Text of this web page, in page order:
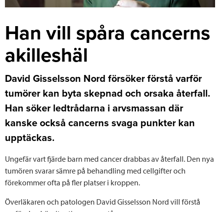
Han vill spåra cancerns
akilleshäl
David Gisselsson Nord försöker förstå varför
tumörer kan byta skepnad och orsaka återfall.
Han söker ledtrådarna i arvsmassan där
kanske också cancerns svaga punkter kan
upptäckas.
Ungefär vart fjärde barn med cancer drabbas av återfall. Den nya
tumören svarar sämre på behandling med cellgifter och
förekommer ofta på fler platser i kroppen.
Överläkaren och patologen David Gisselsson Nord vill förstå